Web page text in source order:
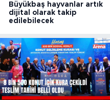
Büyükbaş hayvanlar artık
dijital olarak takip
edilebilecek